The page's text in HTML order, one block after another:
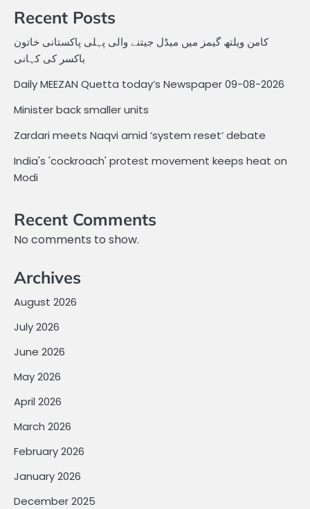
Recent Posts
کامن ویلتھ گیمز میں میڈل جیتنے والی پہلی پاکستانی خاتون
باکسر کی کہانی
Daily MEEZAN Quetta today’s Newspaper 09-08-2026
Minister back smaller units
Zardari meets Naqvi amid ‘system reset’ debate
India's 'cockroach' protest movement keeps heat on
Modi
Recent Comments
No comments to show.
Archives
August 2026
July 2026
June 2026
May 2026
April 2026
March 2026
February 2026
January 2026
December 2025